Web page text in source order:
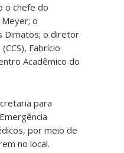
o chefe do
o
Dimatos; o diretor
Fabrício
Acadêmico do
para
por meio de
no local.